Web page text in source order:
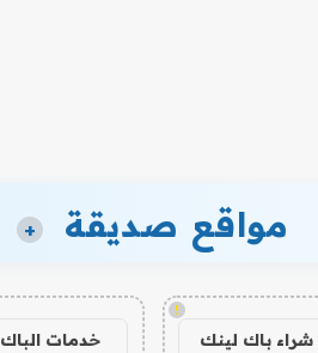
مواقع صديقة +
!
شراء باك لينك
خدمات الباك